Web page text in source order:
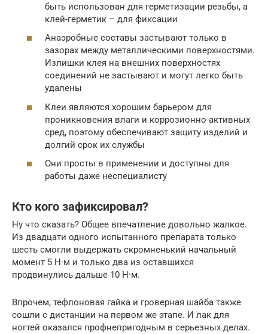
быть использован для герметизации резьбы, а
клей-герметик – для фиксации
Анаэробные составы застывают только в
зазорах между металлическими поверхностями.
Излишки клея на внешних поверхностях
соединений не застывают и могут легко быть
удалены
Клеи являются хорошим барьером для
проникновения влаги и коррозионно-активных
сред, поэтому обеспечивают защиту изделий и
долгий срок их службы
Они просты в применении и доступны для
работы даже неспециалисту
Кто кого зафиксировал?
Ну что сказать? Общее впечатление довольно жалкое.
Из двадцати одного испытанного препарата только
шесть смогли выдержать скромненький начальный
момент 5 Н·м и только два из оставшихся
продвинулись дальше 10 Н·м.
Впрочем, тефлоновая гайка и гроверная шайба также
сошли с дистанции на первом же этапе. И лак для
ногтей оказался профнепригодным в серьезных делах.